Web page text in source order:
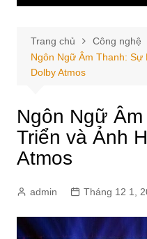
Trang chủ
Công nghệ
Ngôn Ngữ Âm Thanh: Sự
Dolby Atmos
Ngôn Ngữ
Triển và Ảnh
Atmos
admin Tháng 12 1,